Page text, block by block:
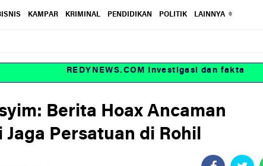
KAMPAR KRIMINAL PENDIDIKAN POLITIK LAINNYA
REDYNEWS.COM Investigasi dan fakta
Berita Hoax Ancaman
Jaga Persatuan di Rohil